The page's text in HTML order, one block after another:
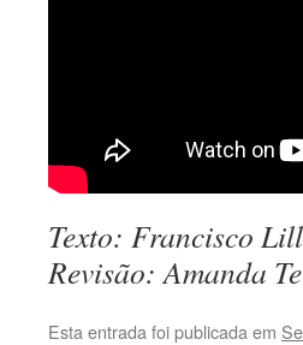
Texto: Francisco
Revisão: Amanda
Esta entrada foi publicada em